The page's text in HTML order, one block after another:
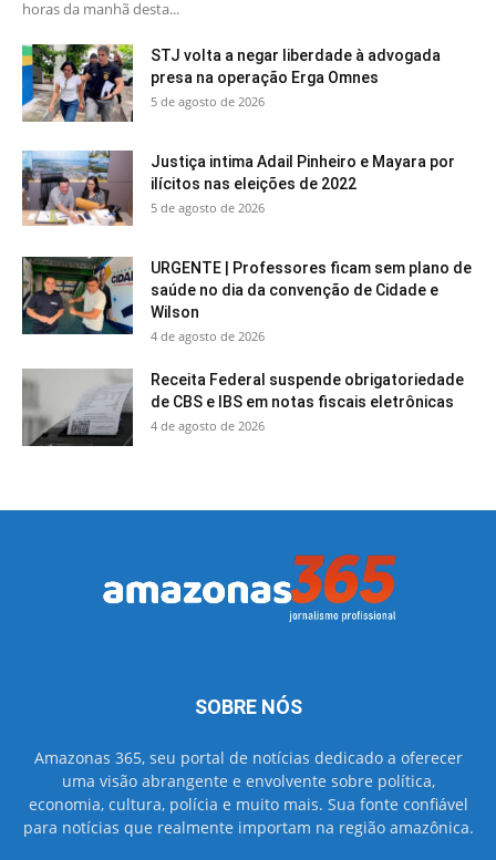
horas da manhã desta...
STJ volta a negar liberdade à advogada
presa na operação Erga Omnes
5 de agosto de 2026
Justiça intima Adail Pinheiro e Mayara por
ilícitos nas eleições de 2022
5 de agosto de 2026
URGENTE | Professores ficam sem plano de
saúde no dia da convenção de Cidade e
Wilson
4 de agosto de 2026
Receita Federal suspende obrigatoriedade
de CBS e IBS em notas fiscais eletrônicas
4 de agosto de 2026
SOBRE NÓS
Amazonas 365, seu portal de notícias dedicado a oferecer
uma visão abrangente e envolvente sobre política,
economia, cultura, polícia e muito mais. Sua fonte confiável
para notícias que realmente importam na região amazônica.